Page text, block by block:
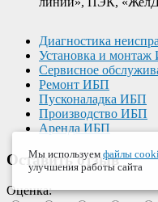
Диагностика
Установка и
Сервисное
Ремонт ИБП
Пусконаладка ИБП
Производство ИБП
Аренда ИБП
Оставить отзыв
Оценка:
Мы используем файлы
улучшения работы сайта